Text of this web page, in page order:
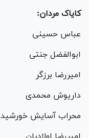
کایاک مردان:
عباس حسینی
ابوالفضل جنتی
امیررضا برزگر
داریوش محمدی
محراب آسایش خورشید